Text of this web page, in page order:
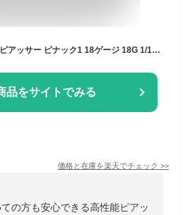
lana ocean jewel 両耳用ピアッサー ピナック1 18ゲージ 18G 1/100秒瞬間ピアサー 金属アレルギー対応 安心 サージカルステンレス K24 ファーストピアス つけっぱなし
品をサイトでみる
価格と在庫を楽天でチェック >>
の方も安心できる高性能ピアッ